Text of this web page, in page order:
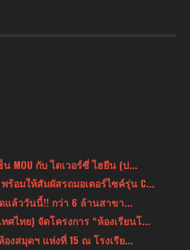
MOU กับ ไดเวอร์ซี่ ไฮยีน (ป...
พร้อมให้สัมผัสรถมอเตอร์ไซค์รุ่น C...
แล้ววันนี้!! กว่า 6 ล้านสาขา...
ศไทย) จัดโครงการ “ห้องเรียนโ...
งสมุดฯ แห่งที่ 15 ณ โรงเรีย...